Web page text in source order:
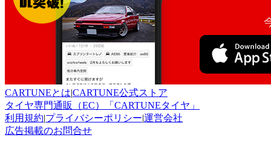
CARTUNEとは|CARTUNE公式ストア
タイヤ専門通販（EC）「CARTUNEタイヤ」
利用規約|プライバシーポリシー|運営会社
広告掲載のお問合せ